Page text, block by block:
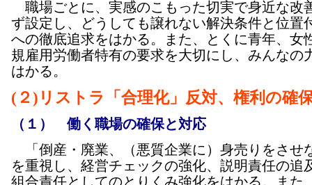
職場ごとに、実感のこもった切実で身近な改
ず設定し、どうしても譲れない解決条件と位置
への徹底追求をはかる。また、とくに青年、女
規雇用労働者特有の要求を大切にし、みんなの
はかる。
(２)リストラ「合理化」反対、権利の確
（１） 働く職場の確保と対応
「倒産・廃業、（悪質企業に）身売りをさせ
を重視し、経営チェックの強化、説明責任の追
組合責任としてのとりくみ強化をはかる。また